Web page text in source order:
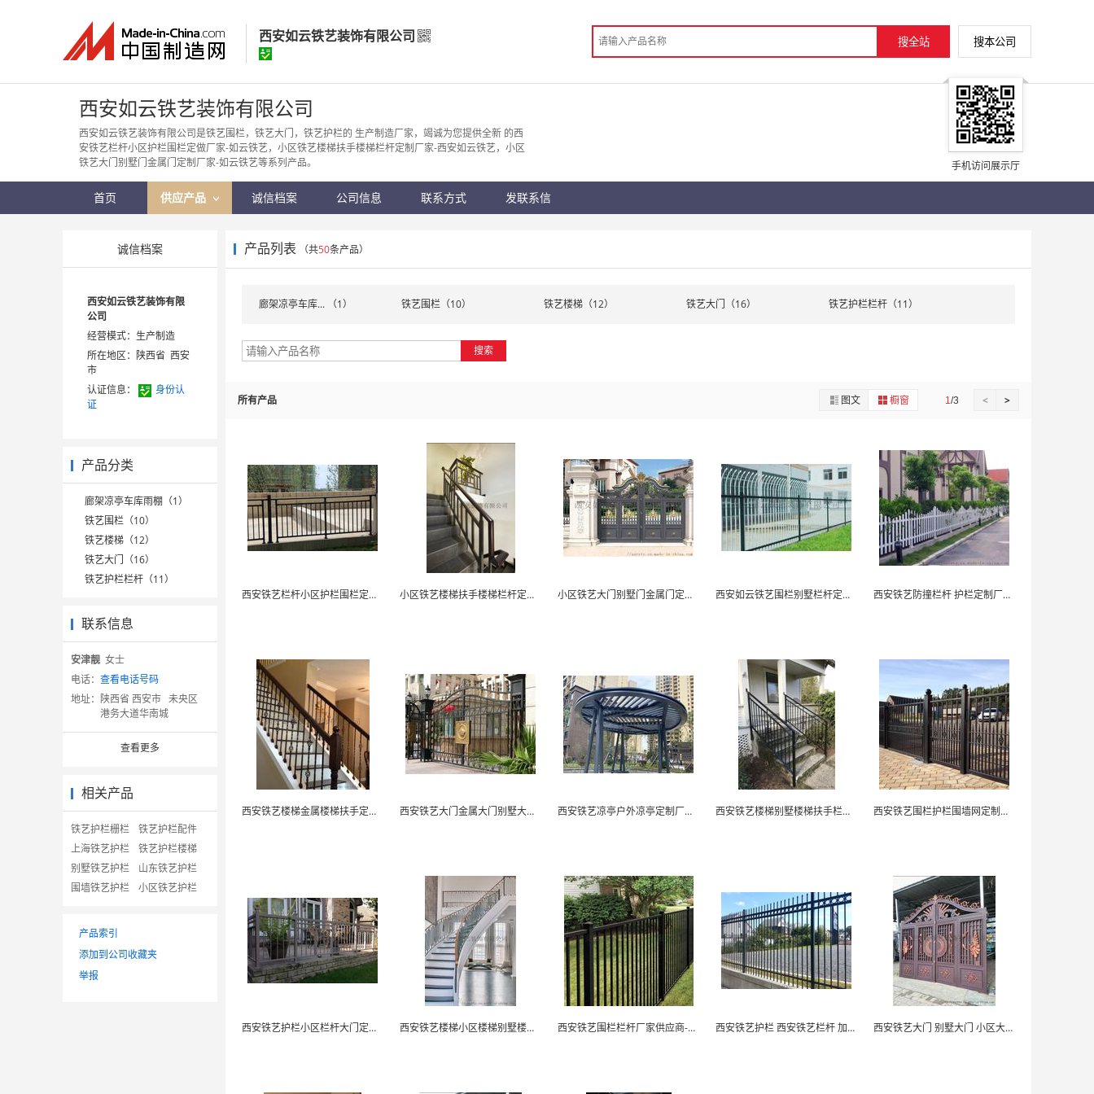
西安如云铁艺装饰有限公司
西安如云铁艺装饰有限公司
经营模式：生产制造
所在地区：陕西省 西安市
认证信息：
手机访问展示厅
西安如云铁艺装饰有限公司
西安如云铁艺装饰有限公司是铁艺围栏，铁艺大门，铁艺护栏的 生产制造厂家，竭诚为您提供全新 的西
安铁艺栏杆小区护栏围栏定做厂家-如云铁艺，小区铁艺楼梯扶手楼梯栏杆定制厂家-西安如云铁艺，小区
铁艺大门别墅门金属门定制厂家-如云铁艺等系列产品。
手机访问展示厅
首页 供应产品 诚信档案 公司信息 联系方式 发联系信
诚信档案
西安如云铁艺装饰有限
公司
经营模式：生产制造
所在地区：陕西省 西安
市
认证信息：
身份认
证
产品分类
廊架凉亭车库雨棚（1）
铁艺围栏（10）
铁艺楼梯（12）
铁艺大门（16）
铁艺护栏栏杆（11）
联系信息
安津靓 女士
电话： 查看电话号码
地址： 陕西省 西安市 未央区
港务大道华南城
查看更多
相关产品
铁艺护栏栅栏
铁艺护栏配件
上海铁艺护栏
铁艺护栏楼梯
别墅铁艺护栏
山东铁艺护栏
围墙铁艺护栏
小区铁艺护栏
产品索引
添加到公司收藏夹
举报
产品列表 （共50条产品）
廊架凉亭车库... （1） 铁艺围栏（10） 铁艺楼梯（12） 铁艺大门（16） 铁艺护栏栏杆（11）
搜索
所有产品 图文 橱窗 1/3 < >
西安铁艺栏杆小区护栏围栏定做厂家-如云铁艺 小区铁艺楼梯扶手楼梯栏杆定制厂家-西安如云铁艺 小区铁艺大门别墅门金属门定制厂家-如云铁艺 西安如云铁艺围栏别墅栏杆定制厂家 西安铁艺防撞栏杆 护栏定制厂家-如云铁艺
西安铁艺楼梯金属楼梯扶手定制厂家-如云铁艺 西安铁艺大门金属大门别墅大门定制厂家-如云铁艺 西安铁艺凉亭户外凉亭定制厂家-如云铁艺 西安铁艺楼梯别墅楼梯扶手栏杆定制厂家-如云铁艺 西安铁艺围栏护栏围墙网定制厂家-如云铁艺
西安铁艺护栏小区栏杆大门定制厂家-如云铁艺 西安铁艺楼梯小区楼梯别墅楼梯厂家-如云铁艺 西安铁艺围栏栏杆厂家供应商-如云铁艺 西安铁艺护栏 西安铁艺栏杆 加工厂家-如云铁艺 西安铁艺大门 别墅大门 小区大门厂家 如云铁艺